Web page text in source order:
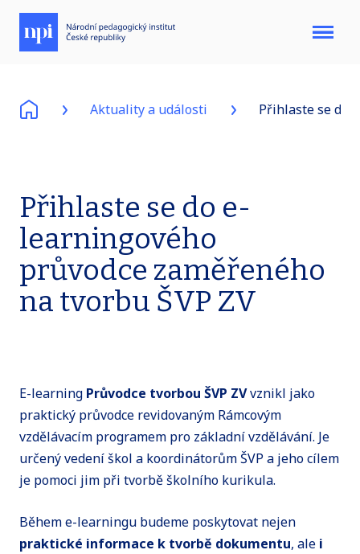
Menu
Aktuality a události Přihlaste se do
Přihlaste se do e-
learningového
průvodce zaměřeného
na tvorbu ŠVP ZV
E-learning Průvodce tvorbou ŠVP ZVvznikl jako
praktický průvodce revidovaným Rámcovým
vzdělávacím programem pro základní vzdělávání. Je
určený vedení škol a koordinátorům ŠVP a jeho cílem
je pomoci jim při tvorbě školního kurikula.
Během e-learningu budeme poskytovat nejen
praktické informace k tvorbě dokumentu, ale i